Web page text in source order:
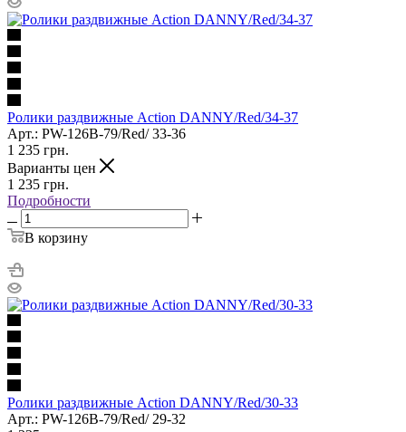
Ролики раздвижные Action DANNY/Red/34-37
Арт.: PW-126B-79/Red/ 33-36
1 235 грн.
Варианты цен
1 235 грн.
Подробности
В корзину
Ролики раздвижные Action DANNY/Red/30-33
Арт.: PW-126B-79/Red/ 29-32